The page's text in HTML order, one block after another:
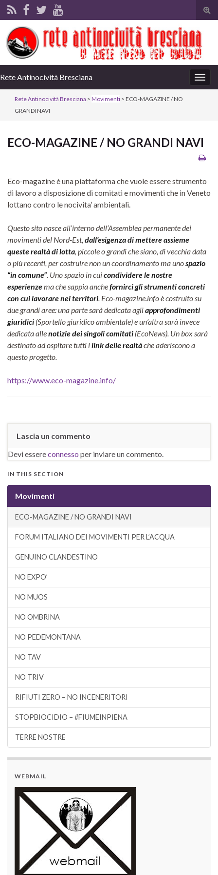
Rete Antinocività Bresciana
Rete Antinocività Bresciana > Movimenti > ECO-MAGAZINE / NO
GRANDI NAVI
ECO-MAGAZINE / NO GRANDI NAVI
Eco-magazine è una piattaforma che vuole essere strumento
di lavoro a disposizione di comitati e movimenti che in Veneto
lottano contro le nocivita’ ambientali.
Questo sito nasce all’interno dell’Assemblea permanente dei
movimenti del Nord-Est, dall’esigenza di mettere assieme
queste realtà di lotta, piccole o grandi che siano, di vecchia data
o più recenti, per costruire non un coordinamento ma unospazio
“in comune”. Uno spazio in cuicondividere le nostre
esperienzema che sappia anchefornirci gli strumenti concreti
con cui lavorare nei territori. Eco-magazine.info è costruito su
due grandi aree: una parte sarà dedicata agliapprofondimenti
giuridici (Sportello giuridico ambientale) e un’altra sarà invece
dedicata allenotizie dei singoli comitati (EcoNews). Un box sarà
destinato ad ospitare tutti ilink delle realtàche aderiscono a
questo progetto.
https://www.eco-magazine.info/
Lascia un commento
Devi essereconnesso per inviare un commento.
IN THIS SECTION
Movimenti
ECO-MAGAZINE / NO GRANDI NAVI
FORUM ITALIANO DEI MOVIMENTI PER L’ACQUA
GENUINO CLANDESTINO
NO EXPO’
NO MUOS
NO OMBRINA
NO PEDEMONTANA
NO TAV
NO TRIV
RIFIUTI ZERO – NO INCENERITORI
STOPBIOCIDIO – #FIUMEINPIENA
TERRE NOSTRE
WEBMAIL